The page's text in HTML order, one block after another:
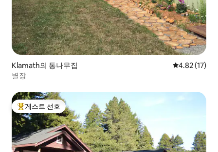
Klamath의 통나무집 평점 4.82점
4.82 (17)
별장
상위 게스트 선호
게스트 선호